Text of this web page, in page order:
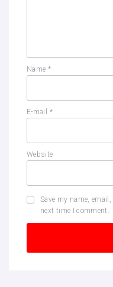
Name *
E-mail *
Website
Save my name,
next time I comment.